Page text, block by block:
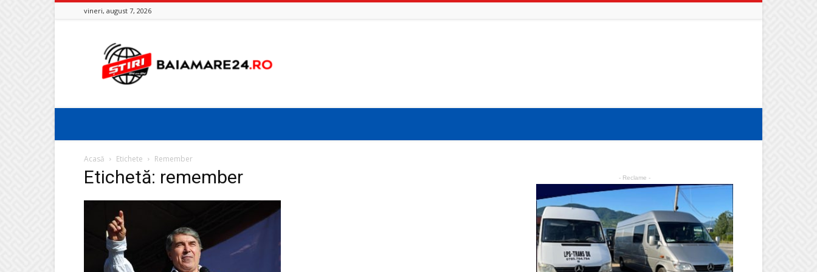
vineri, august 7, 2026
Baia
Mare
24
Acasă Etichete Remember
Etichetă: remember - Reclame -